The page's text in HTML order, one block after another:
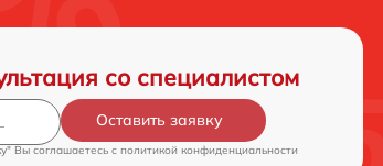
со специалистом
Оставить заявку
Вы соглашаетесь c политикой конфиденциальности